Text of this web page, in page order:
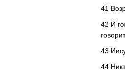
41
42 И
43
44